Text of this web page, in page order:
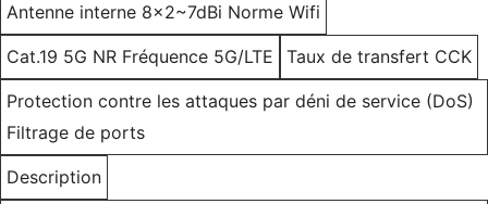
Antenne interne 8x2~7dBi Norme Wifi
Cat.19 5G NR Fréquence 5G/LTE Taux de transfert CCK
Protection contre les attaques par déni de service (DoS)
Filtrage de ports
Description